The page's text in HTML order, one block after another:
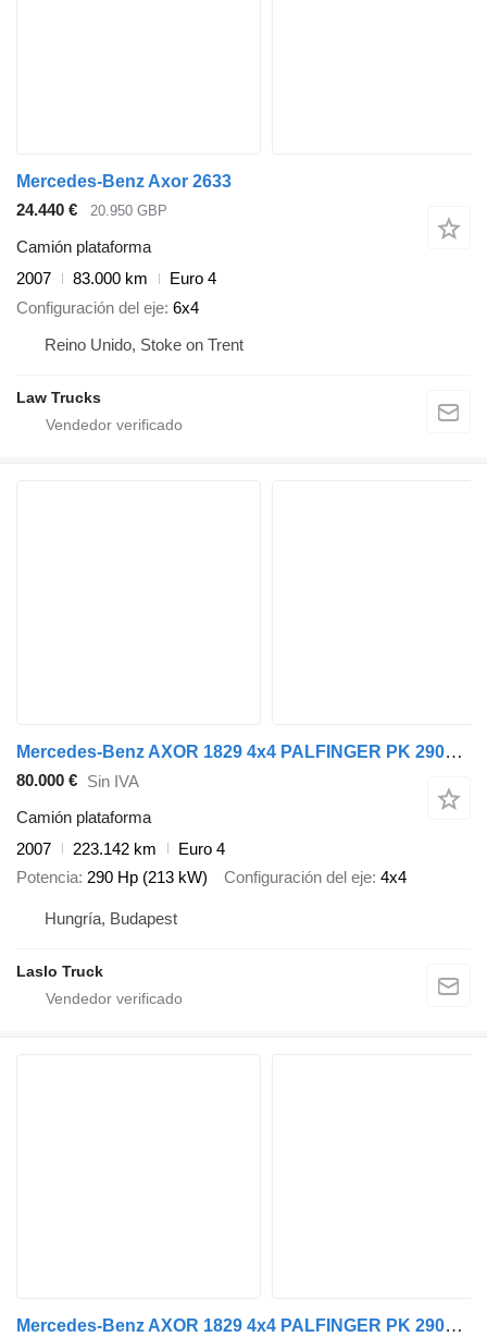
Mercedes-Benz Axor 2633
24.440 €
20.950 GBP
Camión plataforma
2007
83.000 km
Euro 4
Configuración del eje 6x4
Reino Unido, Stoke on Trent
Law Trucks
Mercedes-Benz AXOR 1829 4x4 PALFINGER PK 29002 Crane Winch Kra
80.000 € Sin IVA
Camión plataforma
2007
223.142 km
Euro 4
Potencia 290 Hp (213 kW) Configuración del eje 4x4
Hungría, Budapest
Laslo Truck
Mercedes-Benz AXOR 1829 4x4 PALFINGER PK 29002 Crane Winch Kra